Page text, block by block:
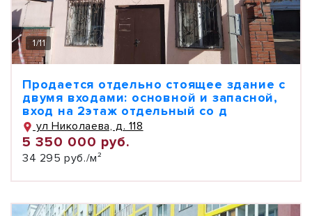
1/11
Продается отдельно стоящее здание с
двумя входами: основной и запасной,
вход на 2этаж отдельный со д
ул Николаева, д. 118
5 350 000 руб.
34 295 руб./м²